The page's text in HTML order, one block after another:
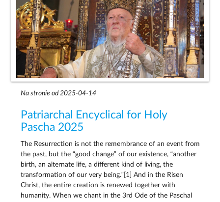
Na stronie od 2025-04-14
Patriarchal Encyclical for Holy
Pascha 2025
The Resurrection is not the remembrance of an event from
the past, but the “good change” of our existence, “another
birth, an alternate life, a different kind of living, the
transformation of our very being.”[1] And in the Risen
Christ, the entire creation is renewed together with
humanity. When we chant in the 3rd Ode of the Paschal